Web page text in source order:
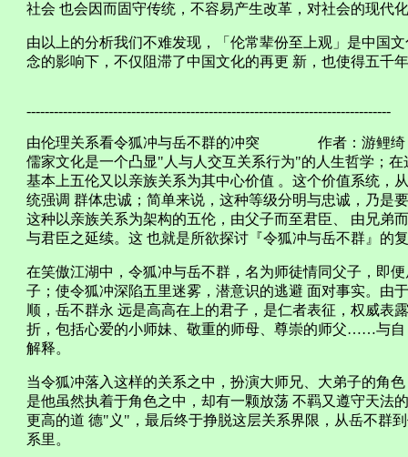
社会 也会因而固守传统，不容易产生改革，对社会的现代
由以上的分析我们不难发现，「伦常辈份至上观」是中国
念的影响下，不仅阻滞了中国文化的再更 新，也使得五千
--------------------------------------------------------------------------------
由伦理关系看令狐冲与岳不群的冲突 作者：游鲤绮
儒家文化是一个凸显"人与人交互关系行为"的人生哲学；
基本上五伦又以亲族关系为其中心价值 。这个价值系统，
统强调 群体忠诚；简单来说，这种等级分明与忠诚，乃是
这种以亲族关系为架构的五伦，由父子而至君臣、 由兄弟
与君臣之延续。这 也就是所欲探讨『令狐冲与岳不群』的
在笑傲江湖中，令狐冲与岳不群，名为师徒情同父子，即
子；使令狐冲深陷五里迷雾，潜意识的逃避 面对事实。由
顺，岳不群永 远是高高在上的君子，是仁者表征，权威表
折，包括心爱的小师妹、敬重的师母、尊崇的师父……与
解释。
当令狐冲落入这样的关系之中，扮演大师兄、大弟子的角
是他虽然执着于角色之中，却有一颗放荡 不羁又遵守天法
更高的道 德"义"，最后终于挣脱这层关系界限，从岳不群
系里。